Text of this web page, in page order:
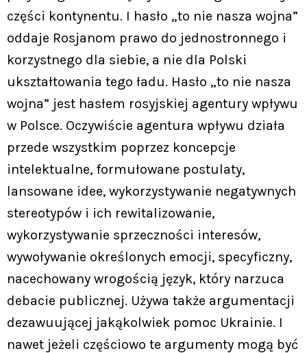
części kontynentu. I hasło „to nie nasza wojna”
oddaje Rosjanom prawo do jednostronnego i
korzystnego dla siebie, a nie dla Polski
ukształtowania tego ładu. Hasło „to nie nasza
wojna” jest hasłem rosyjskiej agentury wpływu
w Polsce. Oczywiście agentura wpływu działa
przede wszystkim poprzez koncepcje
intelektualne, formułowane postulaty,
lansowane idee, wykorzystywanie negatywnych
stereotypów i ich rewitalizowanie,
wykorzystywanie sprzeczności interesów,
wywoływanie określonych emocji, specyficzny,
nacechowany wrogością język, który narzuca
debacie publicznej. Używa także argumentacji
dezawuującej jakąkolwiek pomoc Ukrainie. I
nawet jeżeli częściowo te argumenty mogą być